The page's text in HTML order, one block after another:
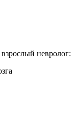
невролог: